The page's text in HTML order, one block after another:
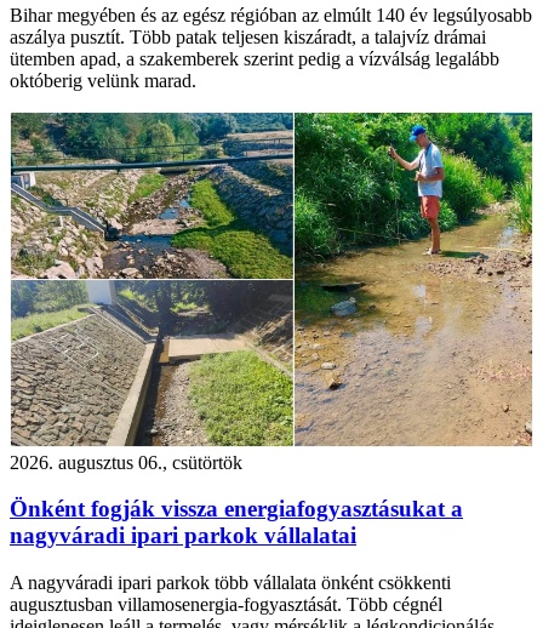
Bihar megyében és az egész régióban az elmúlt 140 év legsúlyosabb
aszálya pusztít. Több patak teljesen kiszáradt, a talajvíz drámai
ütemben apad, a szakemberek szerint pedig a vízválság legalább
októberig velünk marad.
2026. augusztus 06., csütörtök
Önként fogják vissza energiafogyasztásukat a
nagyváradi ipari parkok vállalatai
A nagyváradi ipari parkok több vállalata önként csökkenti
augusztusban villamosenergia-fogyasztását. Több cégnél